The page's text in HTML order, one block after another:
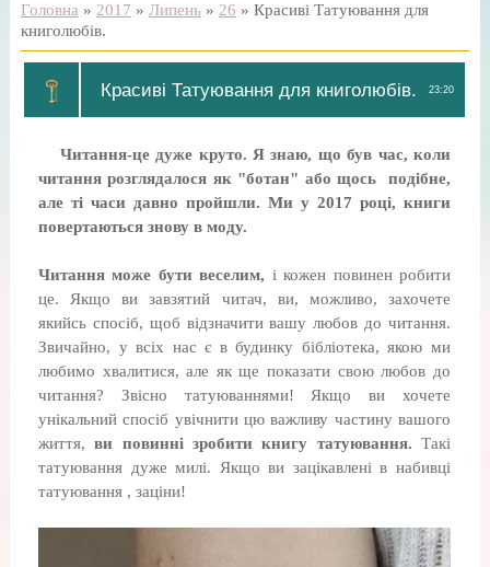
Головна » 2017 » Липень » 26 » Красиві Татуювання для
книголюбів.
23:20
Красиві Татуювання для книголюбів.
Читання-це дуже круто. Я знаю, що був час, коли
читання розглядалося як "ботан" або щось подібне,
але ті часи давно пройшли. Ми у 2017 році, книги
повертаються знову в моду.
Читання може бути веселим, і кожен повинен робити
це. Якщо ви завзятий читач, ви, можливо, захочете
якийсь спосіб, щоб відзначити вашу любов до читання.
Звичайно, у всіх нас є в будинку бібліотека, якою ми
любимо хвалитися, але як ще показати свою любов до
читання? Звісно татуюваннями! Якщо ви хочете
унікальний спосіб увічнити цю важливу частину вашого
життя,ви повинні зробити книгу татуювання. Такі
татуювання дуже милі. Якщо ви зацікавлені в набивці
татуювання , заціни!